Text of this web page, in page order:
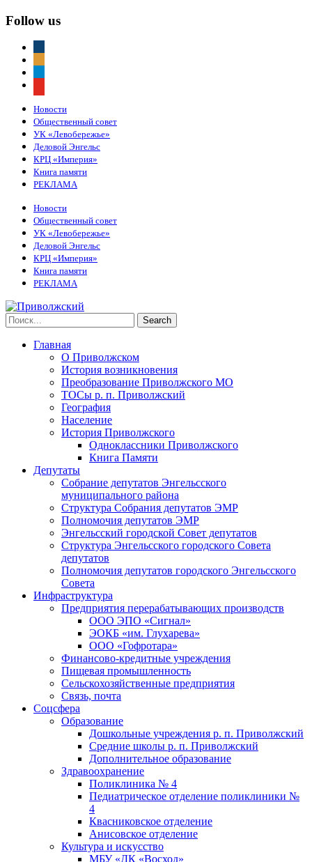
Follow us
Новости
Общественный совет
УК «Левобережье»
Деловой Энгельс
КРЦ «Империя»
Книга памяти
РЕКЛАМА
Новости
Общественный совет
УК «Левобережье»
Деловой Энгельс
КРЦ «Империя»
Книга памяти
РЕКЛАМА
Главная
О Приволжском
История возникновения
Преобразование Приволжского МО
ТОСы р. п. Приволжский
География
Население
История Приволжского
Одноклассники Приволжского
Книга Памяти
Депутаты
Собрание депутатов Энгельсского
муниципального района
Структура Собрания депутатов ЭМР
Полномочия депутатов ЭМР
Энгельсский городской Совет депутатов
Структура Энгельсского городского Совета
депутатов
Полномочия депутатов городского Энгельсского
Совета
Инфраструктура
Предприятия перерабатывающих производств
ООО ЭПО «Сигнал»
ЭОКБ «им. Глухарева»
ООО «Гофротара»
Финансово-кредитные учреждения
Пищевая промышленность
Сельскохозяйственные предприятия
Связь, почта
Соцсфера
Образование
Дошкольные учреждения р. п. Приволжский
Средние школы р. п. Приволжский
Дополнительное образование
Здравоохранение
Поликлиника № 4
Педиатрическое отделение поликлиники №
4
Квасниковское отделение
Анисовское отделение
Культура и искусство
МБУ «ДК «Восход»